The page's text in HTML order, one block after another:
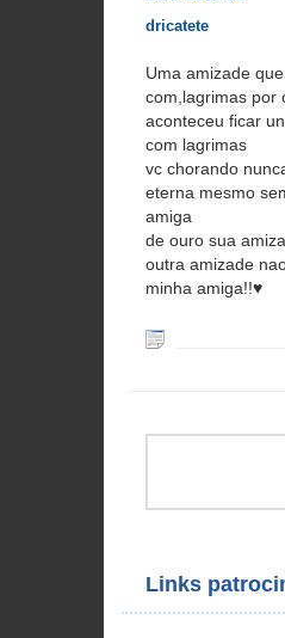
dricatete
Uma amizade
com,lagrimas por
aconteceu ficar
com lagrimas
vc chorando
eterna mesmo
amiga
de ouro sua
outra amizade
minha amiga!!♥
Links